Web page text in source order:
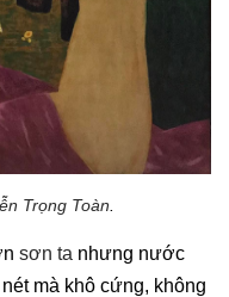
Trọng Toàn
sơn ta nhưng nước
mà khô cứng, không